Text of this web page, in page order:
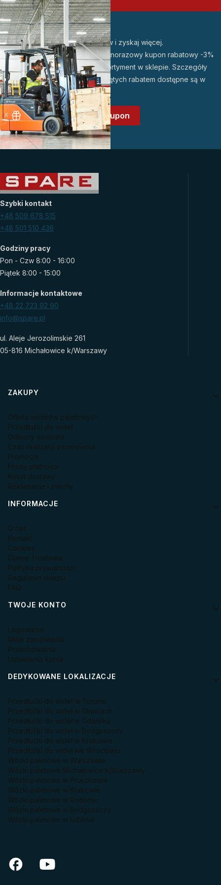
PROMOCJA
Zarejestruj się w sklepie
Odbierz 3% rabatu!
Dołącz do grona naszych klientów i zyskaj więcej.
Po założeniu konta otrzymasz jednorazowy kupon rabatowy -3%
do wykorzystania na wybrany asortyment w sklepie. Szczegóły
promocji oraz lista produktów objętych rabatem dostępne są w
regulaminie promocji.
Załóż konto i odbierz kupon
Szybki kontakt
+48 509 678 515
+48 501 510 436
Godziny pracy
Pon - Czw 8:00 - 16:00
Piątek 8:00 - 15:00
Informacje kontaktowe
+48 22 723 92 90
info@spare.pl
ul. Aleje Jerozolimskie 261
05-816 Michałowice k/Warszawy
Linki w stopce
ZAKUPY
Oferta wózków paletowych
Przedłużki do wideł
Odbiory osobiste
Czas realizacji zamówienia
Promocje
Formy płatności
Koszt dostawy
Reklamacje i zwroty
INFORMACJE
O nas
Kontakt
Cookies
Opinie Trustmate
Polityka prywatności
Regulamin sklepu
FAQ
TWOJE KONTO
Logowanie
Moje zamówienia
Przechowalnia
Ustawienia konta
DEDYKOWANE LOKALIZACJE
Przedłużki do wideł w Toruniu
Przedłużki do wideł w Gliwicach
Przedłużki do wideł w Gdańsku
Przedłużki do wideł w Bydgoszczy
Przedłużki do wideł w Krakowie
Przedłużki do wideł we Wrocławiu
Wózki paletowe w Warszawie
Wózki paletowe Michałowice k/Warszawy
Wózki paletowe w Pruszkowie
Wózki paletowe w Krakowie
Wózki paletowe w Radomiu
Wózki paletowe w Bydgoszczy
Wózki paletowe w Lublinie